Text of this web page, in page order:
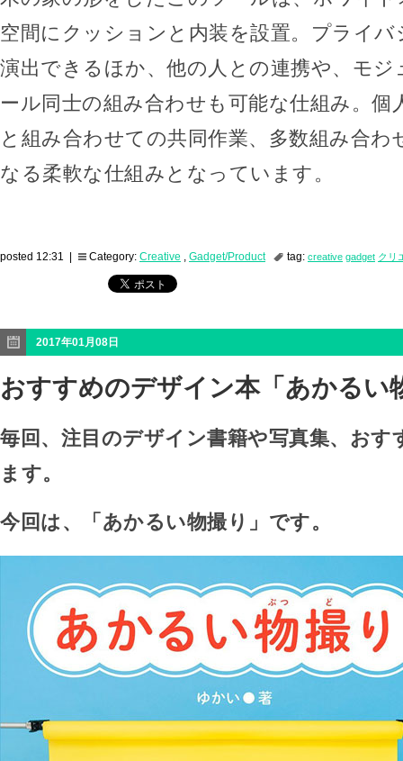
空間にクッションと内装を設置。プライバ
演出できるほか、他の人との連携や、モ
ール同士の組み合わせも可能な仕組み。個
と組み合わせての共同作業、多数組み合わ
なる柔軟な仕組みとなっています。
posted 12:31 | Category: Creative , Gadget/Product tag: creative gadget クリ
2017年01月08日
おすすめのデザイン本「あかるい
毎回、注目のデザイン書籍や写真集、おす
ます。
今回は、「あかるい物撮り」です。